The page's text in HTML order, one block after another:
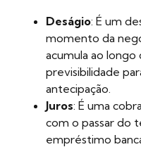
Deságio: É um
momento da
acumula ao
previsibilidade
antecipação.
Juros: É uma
com o passar do
empréstimo